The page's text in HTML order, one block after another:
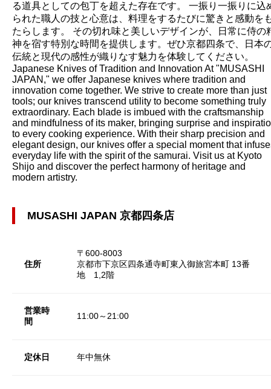
る道具としての包丁を超えた存在です。 一振り一振りに込
られた職人の技と心意は、料理をするたびに驚きと感動を
たらします。 その切れ味と美しいデザインが、日常に侍の
神を宿す特別な時間を提供します。ぜひ京都四条で、日本
伝統と現代の感性が織りなす魅力を体験してください。
Japanese Knives of Tradition and Innovation At "MUSASHI
JAPAN," we offer Japanese knives where tradition and
innovation come together. We strive to create more than just
tools; our knives transcend utility to become something truly
extraordinary. Each blade is imbued with the craftsmanship
and mindfulness of its maker, bringing surprise and
to every cooking experience. With their sharp precision and
elegant design, our knives offer a special moment that
everyday life with the spirit of the samurai. Visit us at Kyoto
Shijo and discover the perfect harmony of heritage and
modern artistry.
MUSASHI JAPAN 京都四条店
住所
〒600-8003
京都市下京区四条通寺町東入御旅宮本町 13番
地 1,2階
営業時
間
11:00～21:00
定休日 年中無休